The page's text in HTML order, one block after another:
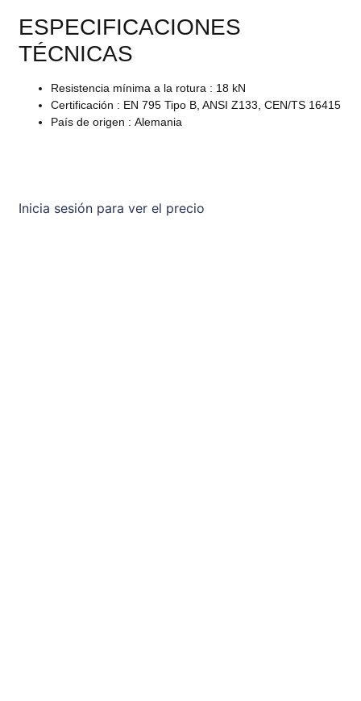
ESPECIFICACIONES
TÉCNICAS
Resistencia mínima a la rotura : 18 kN
Certificación : EN 795 Tipo B, ANSI Z133, CEN/TS 16415
País de origen :Alemania
Inicia sesión para ver el precio